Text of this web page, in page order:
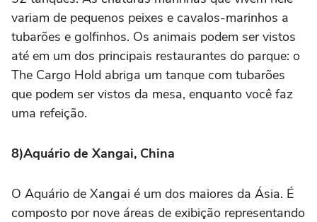
variam de pequenos peixes e cavalos-marinhos a
tubarões e golfinhos. Os animais podem ser vistos
até em um dos principais restaurantes do parque: o
The Cargo Hold abriga um tanque com tubarões
que podem ser vistos da mesa, enquanto você faz
uma refeição.
8)Aquário de Xangai, China
O Aquário de Xangai é um dos maiores da Ásia. É
composto por nove áreas de exibição representando